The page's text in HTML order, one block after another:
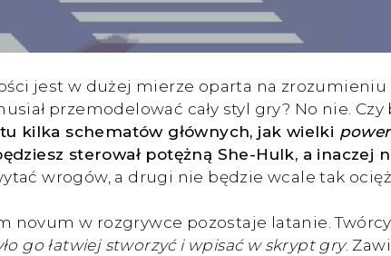
jest w dużej mierze oparta na
przemodelować cały styl gry? No nie.
kilka schematów głównych, jak wielki
sterował potężną She-Hulk, a
wrogów, a drugi nie będzie wcale tak
novum w rozgrywce pozostaje latanie.
go łatwiej stworzyć i wpisać w skrypt gry.